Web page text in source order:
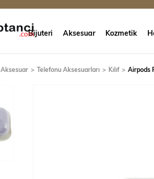
Bijuteri Aksesuar Kozmetik
Aksesuar Telefonu Aksesuarları Kılıf Airpods